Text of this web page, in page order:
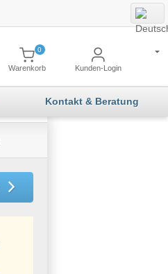
Warenkorb
0
Kunden-Login
Kontakt & Beratung